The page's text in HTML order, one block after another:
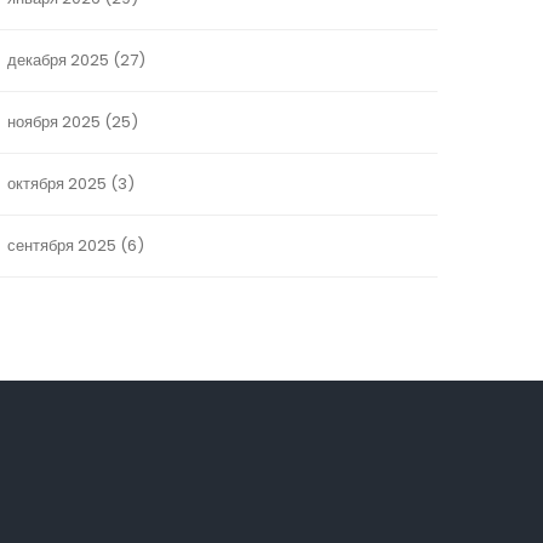
декабря 2025 (27)
ноября 2025 (25)
октября 2025 (3)
сентября 2025 (6)